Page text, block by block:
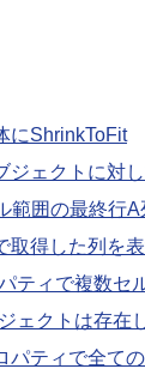
にShrinkToFit
ジェクトに対
範囲の最終行
取得した列を
ティで複数セ
ェクトは存在
パティで全て